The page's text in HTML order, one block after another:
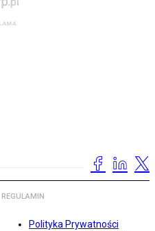
REGULAMIN
Polityka Prywatności